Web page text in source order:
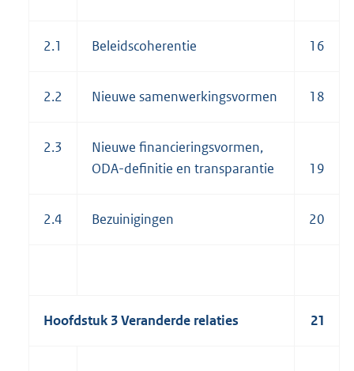
2.1 Beleidscoherentie 16
2.2 Nieuwe samenwerkingsvormen 18
2.3
Nieuwe financieringsvormen,
ODA-definitie en transparantie
19
2.4 Bezuinigingen 20
Hoofdstuk 3 Veranderde relaties 21